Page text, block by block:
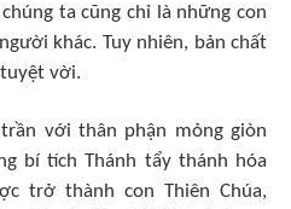
ta cũng chỉ là những con
khác. Tuy nhiên, bản chất
vời.
với thân phận mỏng giòn
bí tích Thánh tẩy thánh hóa
trở thành con Thiên Chúa,